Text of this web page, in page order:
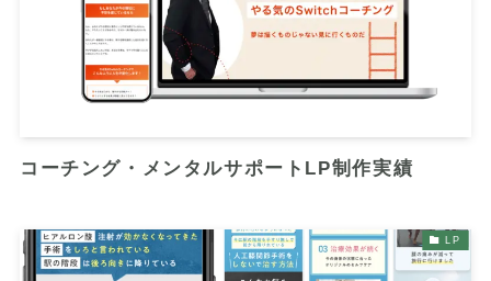
コーチング・メンタルサポートLP制作実績
LP